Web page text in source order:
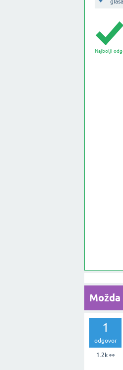
glasa
Najbolji
1
odgovor
1.2k👀